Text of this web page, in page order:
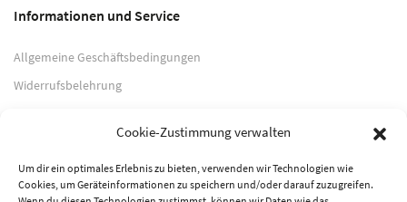
Cookie-Zustimmung verwalten
Um dir ein optimales Erlebnis zu bieten, verwenden wir Technologien wie
Cookies, um Geräteinformationen zu speichern und/oder darauf zuzugreifen.
Informationen und Service
Allgemeine Geschäftsbedingungen
Widerrufsbelehrung
Datenschutzerklärung
Zahlungsarten